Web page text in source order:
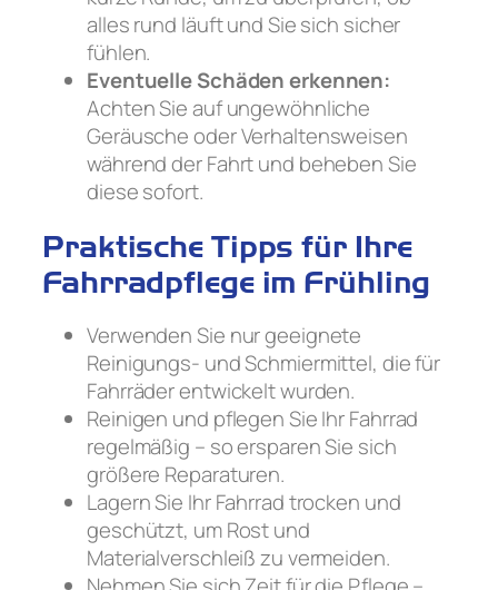
alles rund läuft und Sie sich sicher
fühlen.
Eventuelle Schäden erkennen:
Achten Sie auf ungewöhnliche
Geräusche oder Verhaltensweisen
während der Fahrt und beheben Sie
diese sofort.
Praktische Tipps für Ihre
Fahrradpflege im Frühling
Verwenden Sie nur geeignete
Reinigungs- und Schmiermittel, die für
Fahrräder entwickelt wurden.
Reinigen und pflegen Sie Ihr Fahrrad
regelmäßig – so ersparen Sie sich
größere Reparaturen.
Lagern Sie Ihr Fahrrad trocken und
geschützt, um Rost und
Materialverschleiß zu vermeiden.